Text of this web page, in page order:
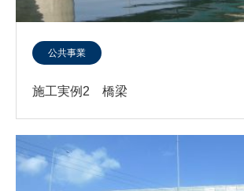
公共事業
施工実例2 橋梁